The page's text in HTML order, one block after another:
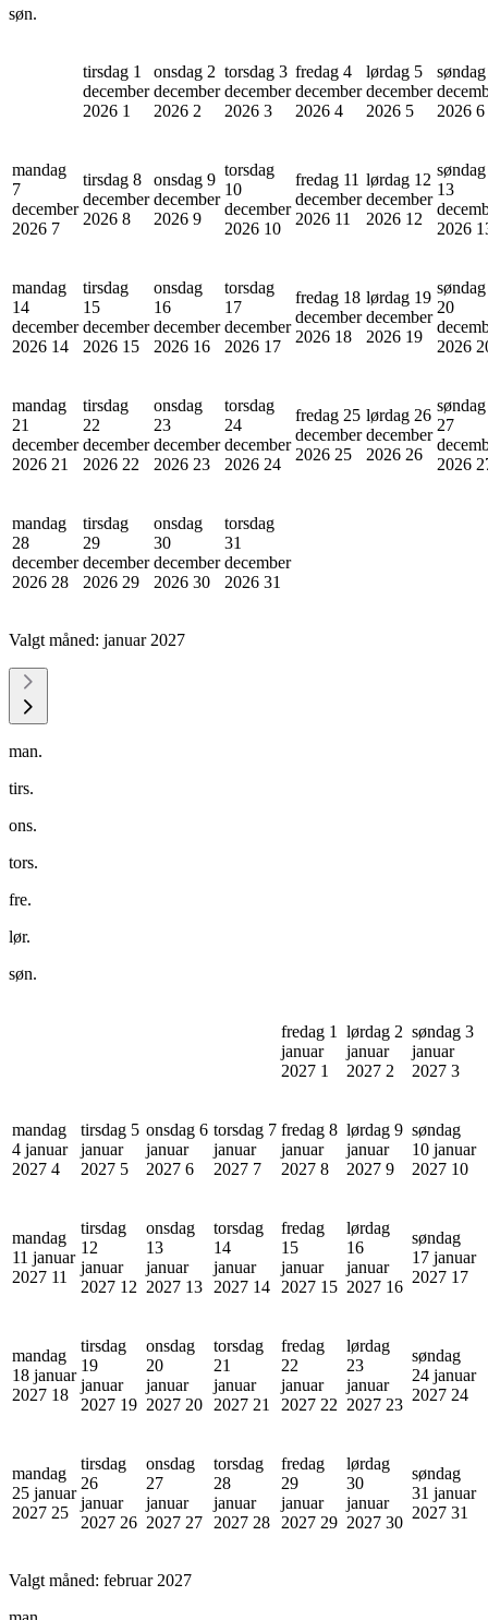
søn.
tirsdag 1
december
2026 1
onsdag 2
december
2026 2
torsdag 3
december
2026 3
fredag 4
december
2026 4
lørdag 5
december
2026 5
2026 6
mandag
7
december
2026 7
tirsdag 8
december
2026 8
onsdag 9
december
2026 9
torsdag
10
december
2026 10
fredag 11
december
2026 11
lørdag 12
december
2026 12
søndag
13
2026
mandag
14
december
2026 14
tirsdag
15
december
2026 15
onsdag
16
december
2026 16
torsdag
17
december
2026 17
fredag 18
december
2026 18
lørdag 19
december
2026 19
søndag
20
2026
mandag
21
december
2026 21
tirsdag
22
december
2026 22
onsdag
23
december
2026 23
torsdag
24
december
2026 24
fredag 25
december
2026 25
lørdag 26
december
2026 26
søndag
27
2026
mandag
28
december
2026 28
tirsdag
29
december
2026 29
onsdag
30
december
2026 30
torsdag
31
december
2026 31
Valgt måned: januar 2027
man.
tirs.
ons.
tors.
fre.
lør.
søn.
fredag 1
januar
2027 1
lørdag 2
januar
2027 2
søndag 3
januar
2027 3
mandag
4 januar
2027 4
tirsdag 5
januar
2027 5
onsdag 6
januar
2027 6
torsdag 7
januar
2027 7
fredag 8
januar
2027 8
lørdag 9
januar
2027 9
søndag
10 januar
2027 10
mandag
11 januar
2027 11
tirsdag
12
januar
2027 12
onsdag
13
januar
2027 13
torsdag
14
januar
2027 14
fredag
15
januar
2027 15
lørdag
16
januar
2027 16
søndag
17 januar
2027 17
mandag
18 januar
2027 18
tirsdag
19
januar
2027 19
onsdag
20
januar
2027 20
torsdag
21
januar
2027 21
fredag
22
januar
2027 22
lørdag
23
januar
2027 23
søndag
24 januar
2027 24
mandag
25 januar
2027 25
tirsdag
26
januar
2027 26
onsdag
27
januar
2027 27
torsdag
28
januar
2027 28
fredag
29
januar
2027 29
lørdag
30
januar
2027 30
søndag
31 januar
2027 31
Valgt måned: februar 2027